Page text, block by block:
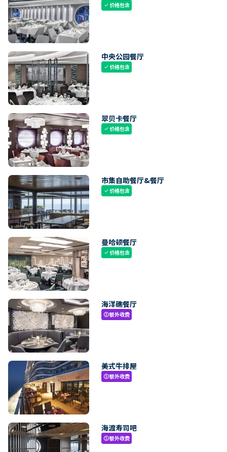
check价格包含
中央公园餐厅
check价格包含
翠贝卡餐厅
check价格包含
市集自助餐厅&餐厅
check价格包含
曼哈顿餐厅
check价格包含
海洋礁餐厅
paid额外收费
美式牛排屋
paid额外收费
海渡寿司吧
paid额外收费